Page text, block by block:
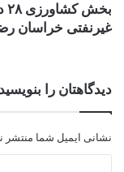
بخش کشاورزی ۲۸
غیرنفتی خراسان
دیدگاهتان را بنویسید
نشانی ایمیل شما منتشر